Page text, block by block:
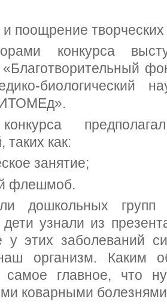
и поощрение
конкурса
«Благотворительный
биологический
таких как:
занятие;
флешмоб.
дошкольных групп
дети узнали из
этих заболеваний
организм. Каким
самое главное, что
коварными